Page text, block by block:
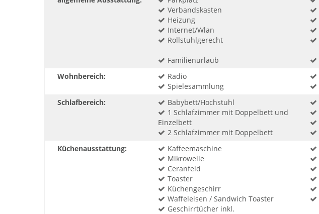
Verbandskasten
Heizung
Internet/Wlan
Rollstuhlgerecht
Familienurlaub
Wohnbereich:
Radio
Spielesammlung
Schlafbereich:
Babybett/Hochstuhl
1 Schlafzimmer mit Doppelbett und
Einzelbett
2 Schlafzimmer mit Doppelbett
Küchenausstattung:
Kaffeemaschine
Mikrowelle
Ceranfeld
Toaster
Küchengeschirr
Waffeleisen / Sandwich Toaster
Geschirrtücher inkl.